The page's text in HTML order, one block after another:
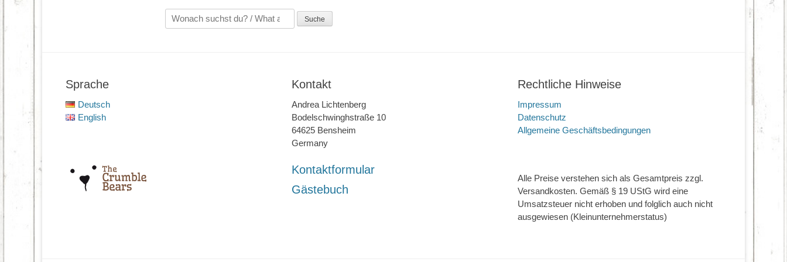
Suche
nach:
Sprache
Deutsch
English
Kontakt
Andrea Lichtenberg
Bodelschwinghstraße 10
64625 Bensheim
Germany
Kontaktformular
Gästebuch
Rechtliche Hinweise
Impressum
Datenschutz
Allgemeine Geschäftsbedingungen
Alle Preise verstehen sich als Gesamtpreis zzgl.
Versandkosten. Gemäß § 19 UStG wird eine
Umsatzsteuer nicht erhoben und folglich auch nicht
ausgewiesen (Kleinunternehmerstatus)